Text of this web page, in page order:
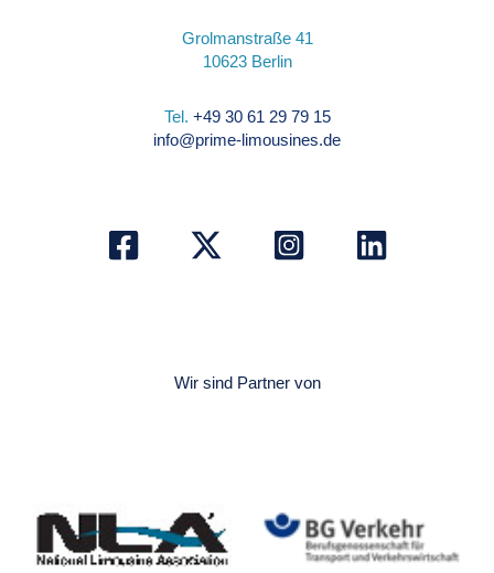
Grolmanstraße 41
10623 Berlin
Tel. +49 30 61 29 79 15
info@prime-limousines.de
Wir sind Partner von